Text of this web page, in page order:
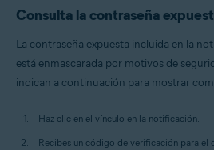
Consulta la contraseña
La contraseña expuesta incluida en la
está enmascarada por motivos de
indican a continuación para mostrar
Haz clic en el vínculo en la notificación.
Recibes un código de verificación para el